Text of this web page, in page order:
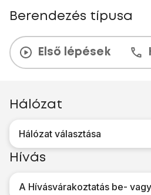
Berendezés típusa
Első lépések
Hálózat
Hálózat választása
Hívás
A Hívásvárakoztatás be-